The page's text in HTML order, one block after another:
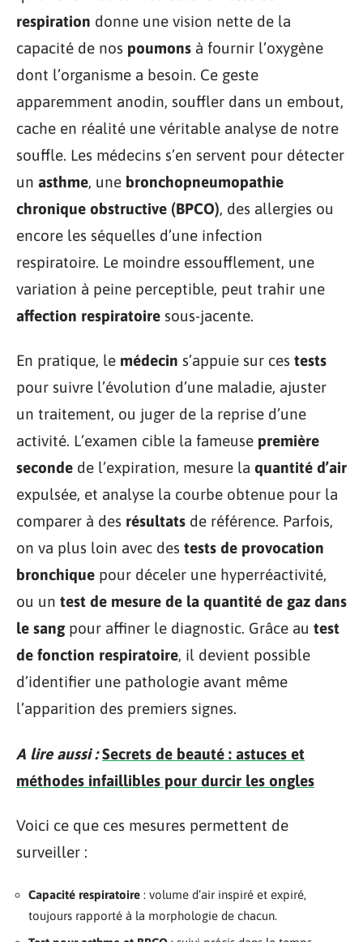
respiration donne une vision nette de la
capacité de nos poumons à fournir l’oxygène
dont l’organisme a besoin. Ce geste
apparemment anodin, souffler dans un embout,
cache en réalité une véritable analyse de notre
souffle. Les médecins s’en servent pour détecter
un asthme, une bronchopneumopathie
chronique obstructive (BPCO), des allergies ou
encore les séquelles d’une infection
respiratoire. Le moindre essoufflement, une
variation à peine perceptible, peut trahir une
affection respiratoire sous-jacente.
En pratique, le médecin s’appuie sur ces tests
pour suivre l’évolution d’une maladie, ajuster
un traitement, ou juger de la reprise d’une
activité. L’examen cible la fameuse première
seconde de l’expiration, mesure la quantité d’air
expulsée, et analyse la courbe obtenue pour la
comparer à des résultats de référence. Parfois,
on va plus loin avec des tests de provocation
bronchique pour déceler une hyperréactivité,
ou un test de mesure de la quantité de gaz dans
le sangpour affiner le diagnostic. Grâce au test
de fonction respiratoire, il devient possible
d’identifier une pathologie avant même
l’apparition des premiers signes.
A lire aussi : Secrets de beauté : astuces et
méthodes infaillibles pour durcir les ongles
Voici ce que ces mesures permettent de
surveiller :
Capacité respiratoire : volume d’air inspiré et expiré,
toujours rapporté à la morphologie de chacun.